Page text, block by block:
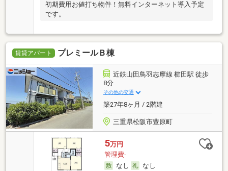
初期費用お値打ち物件！無料インターネット導入予定
です。
賃貸アパート プレミールＢ棟
近鉄山田鳥羽志摩線 櫛田駅 徒歩
8分
その他の交通
築27年8ヶ月 / 2階建
三重県松阪市豊原町
5万円
管理費-
なし
なし